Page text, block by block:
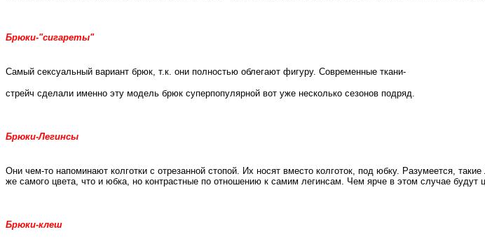
Брюки-"сигареты"
Самый сексуальный вариант брюк, т.к. они полностью облегают фигуру. Современные ткани-
стрейч сделали именно эту модель брюк суперпопулярной вот уже несколько сезонов подряд.
Брюки-Легинсы
Они чем-то напоминают колготки с отрезанной стопой. Их носят вместо колготок, под юбку. Разумеется,
же самого цвета, что и юбка, но контрастные по отношению к самим легинсам. Чем ярче в этом случае будут
Брюки-клеш